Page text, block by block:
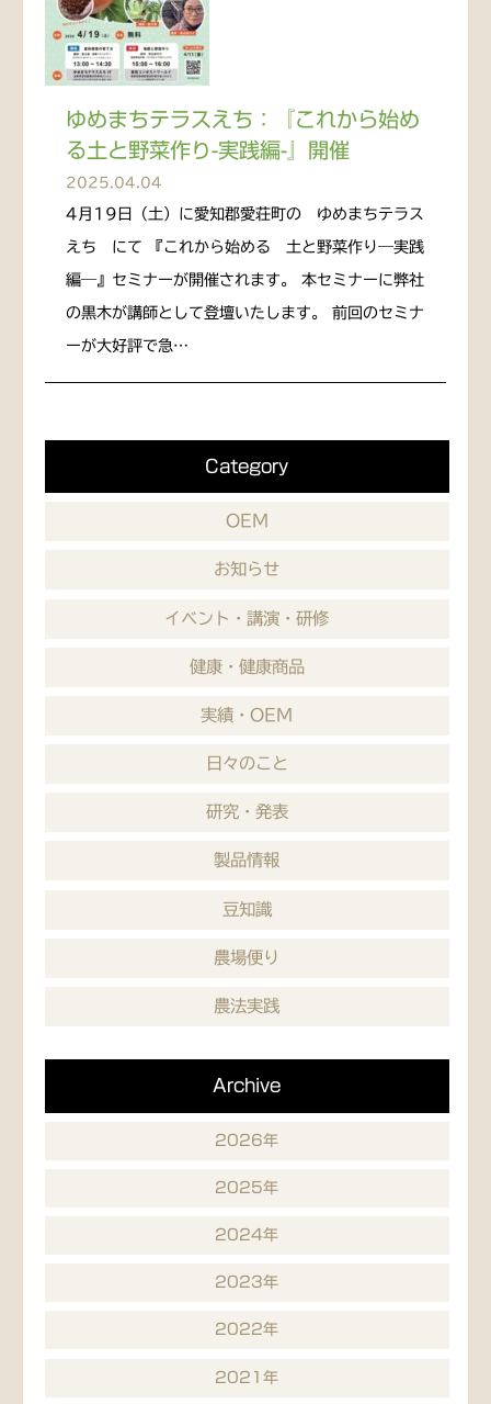
ゆめまちテラスえち：『これから始め
る土と野菜作り-実践編-』開催
2025.04.04
4月19日（土）に愛知郡愛荘町の ゆめまちテラス
えち にて 『これから始める 土と野菜作り―実践
編―』セミナーが開催されます。 本セミナーに弊社
の黒木が講師として登壇いたします。 前回のセミナ
ーが大好評で急…
Category
OEM
お知らせ
イベント・講演・研修
健康・健康商品
実績・OEM
日々のこと
研究・発表
製品情報
豆知識
農場便り
農法実践
Archive
2026年
2025年
2024年
2023年
2022年
2021年